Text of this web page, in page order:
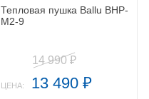
Тепловая пушка Ballu BHP-
M2-9
14 990 ₽
ЦЕНА: 13 490 ₽